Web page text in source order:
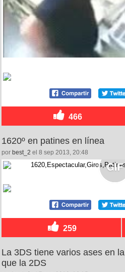
466
1620º en patines en línea
por best_2 el 8 sep 2013, 20:48
259
La 3DS tiene varios ases en
que la 2DS